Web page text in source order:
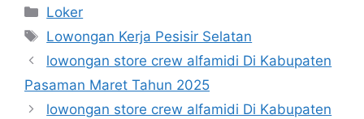
Kategori
Loker
Tag
Lowongan Kerja Pesisir Selatan
lowongan store crew alfamidi Di Kabupaten
Pasaman Maret Tahun 2025
lowongan store crew alfamidi Di Kabupaten